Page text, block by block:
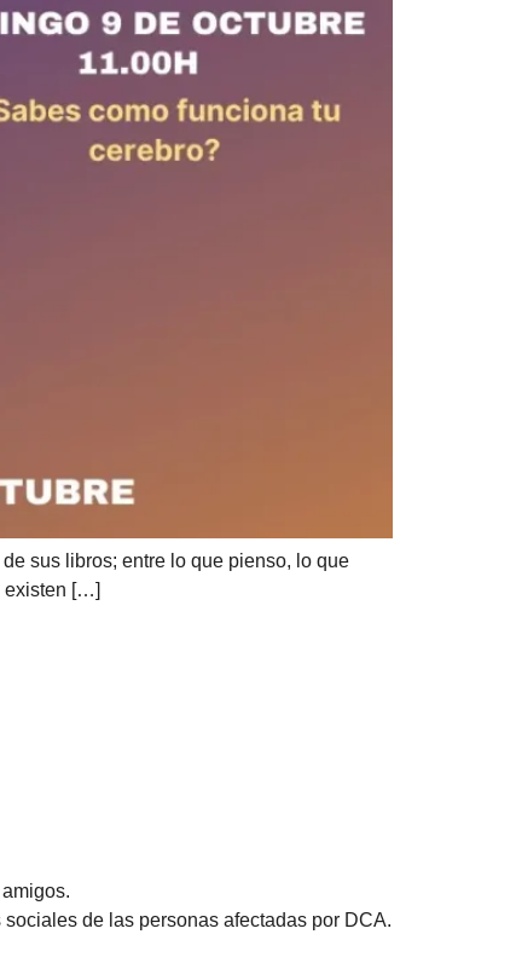
sus libros; entre lo que pienso, lo que
existen […]
de las personas afectadas por DCA.